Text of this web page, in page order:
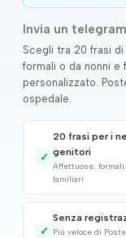
Invia un
Scegli tra 20 frasi
formali o da nonni e
personalizzato.
ospedale.
✓
20 frasi per i
genitori
Affettuose,
familiari
✓
Senza
Più veloce di